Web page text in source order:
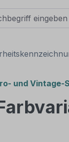
und Vintage-